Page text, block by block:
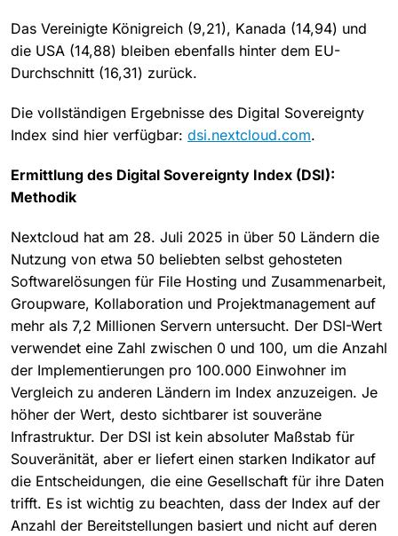
Das Vereinigte Königreich (9,21), Kanada (14,94) und
die USA (14,88) bleiben ebenfalls hinter dem EU-
Durchschnitt (16,31) zurück.
Die vollständigen Ergebnisse des Digital Sovereignty
Index sind hier verfügbar: dsi.nextcloud.com.
Ermittlung des Digital Sovereignty Index (DSI):
Methodik
Nextcloud hat am 28. Juli 2025 in über 50 Ländern die
Nutzung von etwa 50 beliebten selbst gehosteten
Softwarelösungen für File Hosting und Zusammenarbeit,
Groupware, Kollaboration und Projektmanagement auf
mehr als 7,2 Millionen Servern untersucht. Der DSI-Wert
verwendet eine Zahl zwischen 0 und 100, um die Anzahl
der Implementierungen pro 100.000 Einwohner im
Vergleich zu anderen Ländern im Index anzuzeigen. Je
höher der Wert, desto sichtbarer ist souveräne
Infrastruktur. Der DSI ist kein absoluter Maßstab für
Souveränität, aber er liefert einen starken Indikator auf
die Entscheidungen, die eine Gesellschaft für ihre Daten
trifft. Es ist wichtig zu beachten, dass der Index auf der
Anzahl der Bereitstellungen basiert und nicht auf deren